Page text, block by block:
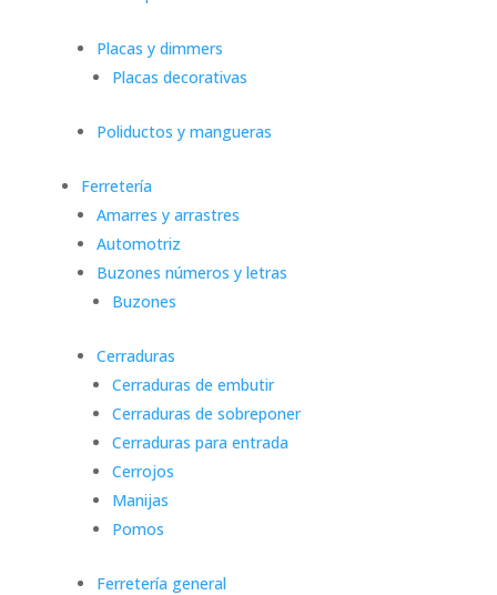
Placas y dimmers
Placas decorativas
Poliductos y mangueras
Ferretería
Amarres y arrastres
Automotriz
Buzones números y letras
Buzones
Cerraduras
Cerraduras de embutir
Cerraduras de sobreponer
Cerraduras para entrada
Cerrojos
Manijas
Pomos
Ferretería general